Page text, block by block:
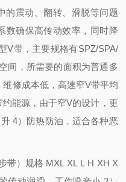
的震动、翻转、滑脱等问题
数确保高传动效率，同时降
V带，主要规格有SPZ/SPA/
间，所需要的面积为普通多
修成本低，高速窄V带平均
能源，由于窄V的设计，更
4）防热防油，适合各种恶
带）规格 MXL XL L H XH X